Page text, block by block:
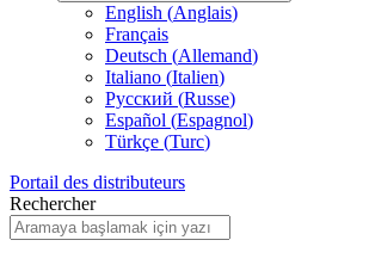
English (Anglais)
Français
Deutsch (Allemand)
Italiano (Italien)
Русский (Russe)
Español (Espagnol)
Türkçe (Turc)
Portail des distributeurs
Rechercher